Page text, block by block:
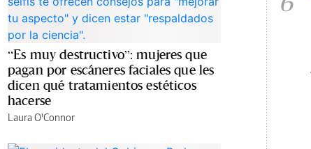
“Es muy destructivo”: mujeres que
pagan por escáneres faciales que les
dicen qué tratamientos estéticos
hacerse
Laura O'Connor